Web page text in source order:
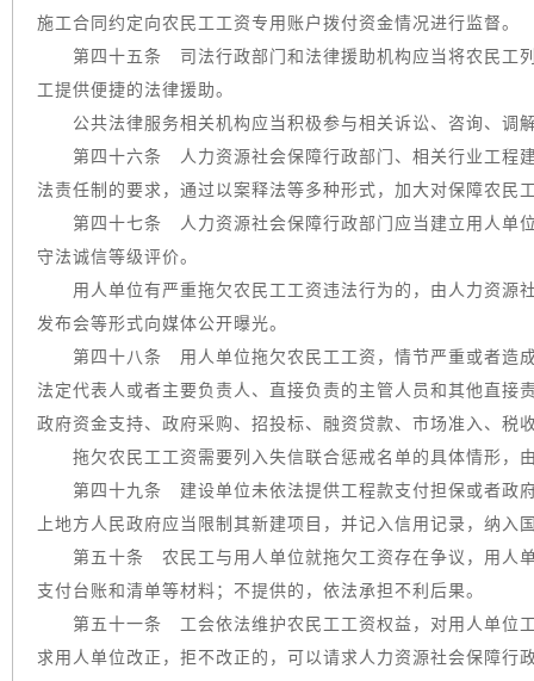
施工合同约定向农民工工资专用账户拨付资金情况进行监督。
第四十五条 司法行政部门和法律援助机构应当将农民工列
工提供便捷的法律援助。
公共法律服务相关机构应当积极参与相关诉讼、咨询、调
第四十六条 人力资源社会保障行政部门、相关行业工程建
法责任制的要求，通过以案释法等多种形式，加大对保障农民
第四十七条 人力资源社会保障行政部门应当建立用人单位
守法诚信等级评价。
用人单位有严重拖欠农民工工资违法行为的，由人力资源
发布会等形式向媒体公开曝光。
第四十八条 用人单位拖欠农民工工资，情节严重或者造成
法定代表人或者主要负责人、直接负责的主管人员和其他直接
政府资金支持、政府采购、招投标、融资贷款、市场准入、税
拖欠农民工工资需要列入失信联合惩戒名单的具体情形，
第四十九条 建设单位未依法提供工程款支付担保或者政府
上地方人民政府应当限制其新建项目，并记入信用记录，纳入
第五十条 农民工与用人单位就拖欠工资存在争议，用人单
支付台账和清单等材料；不提供的，依法承担不利后果。
第五十一条 工会依法维护农民工工资权益，对用人单位工
求用人单位改正，拒不改正的，可以请求人力资源社会保障行